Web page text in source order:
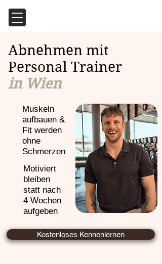
Abnehmen mit
Personal Trainer
in Wien
Muskeln
aufbauen &
Fit werden
ohne
Schmerzen
Motiviert
bleiben
statt nach
4 Wochen
aufgeben
Kostenloses Kennenlernen